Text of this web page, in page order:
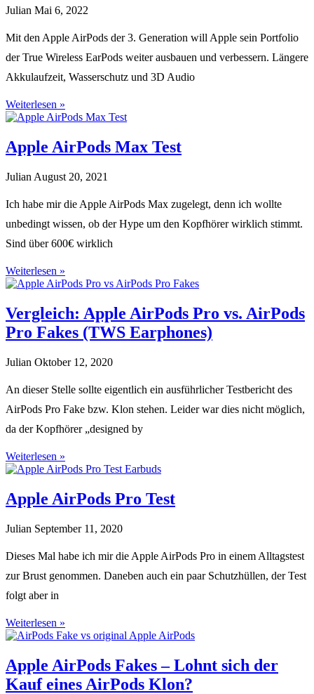
Julian Mai 6, 2022
Mit den Apple AirPods der 3. Generation will Apple sein Portfolio
der True Wireless EarPods weiter ausbauen und verbessern. Längere
Akkulaufzeit, Wasserschutz und 3D Audio
Weiterlesen »
Apple AirPods Max Test
Julian August 20, 2021
Ich habe mir die Apple AirPods Max zugelegt, denn ich wollte
unbedingt wissen, ob der Hype um den Kopfhörer wirklich stimmt.
Sind über 600€ wirklich
Weiterlesen »
Vergleich: Apple AirPods Pro vs. AirPods
Pro Fakes (TWS Earphones)
Julian Oktober 12, 2020
An dieser Stelle sollte eigentlich ein ausführlicher Testbericht des
AirPods Pro Fake bzw. Klon stehen. Leider war dies nicht möglich,
da der Kopfhörer „designed by
Weiterlesen »
Apple AirPods Pro Test
Julian September 11, 2020
Dieses Mal habe ich mir die Apple AirPods Pro in einem Alltagstest
zur Brust genommen. Daneben auch ein paar Schutzhüllen, der Test
folgt aber in
Weiterlesen »
Apple AirPods Fakes – Lohnt sich der
Kauf eines AirPods Klon?